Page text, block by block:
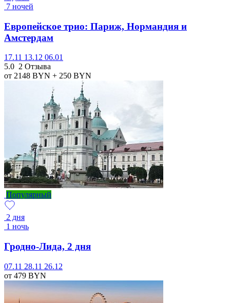
7 ночей
Европейское трио: Париж, Нормандия и
Амстердам
17.11 13.12 06.01
5.0 2 Отзыва
от 2148 BYN + 250 BYN
Популярный
2 дня
1 ночь
Гродно-Лида, 2 дня
07.11 28.11 26.12
от 479 BYN